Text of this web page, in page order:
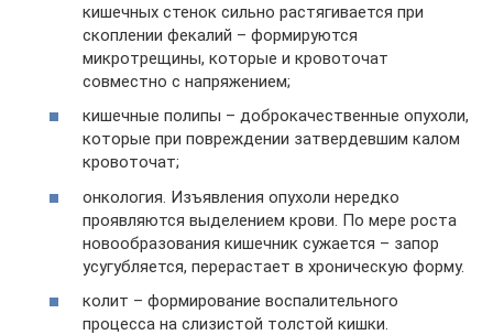
кишечных стенок сильно растягивается при
скоплении фекалий – формируются
микротрещины, которые и кровоточат
совместно с напряжением;
кишечные полипы – доброкачественные опухоли,
которые при повреждении затвердевшим калом
кровоточат;
онкология. Изъявления опухоли нередко
проявляются выделением крови. По мере роста
новообразования кишечник сужается – запор
усугубляется, перерастает в хроническую форму.
колит – формирование воспалительного
процесса на слизистой толстой кишки.